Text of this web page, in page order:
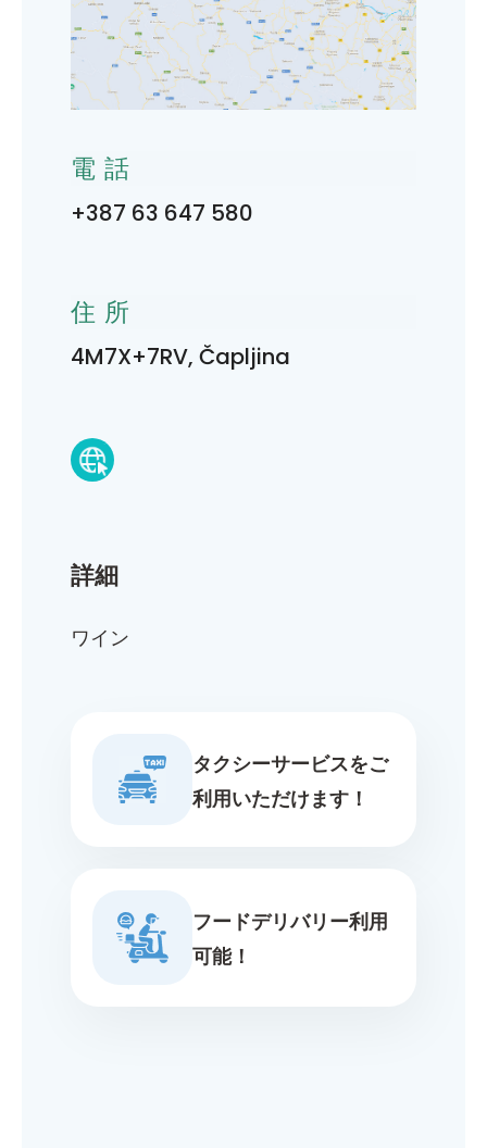
詳細
ワイン
タクシーサービスをご
利用いただけます！
フードデリバリー利用
可能！
電話
+387 63 647 580
住所
4M7X+7RV, Čapljina